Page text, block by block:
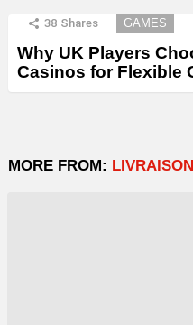
38 Shares GAMES
Why UK Players
Casinos for Flexible
MORE FROM: